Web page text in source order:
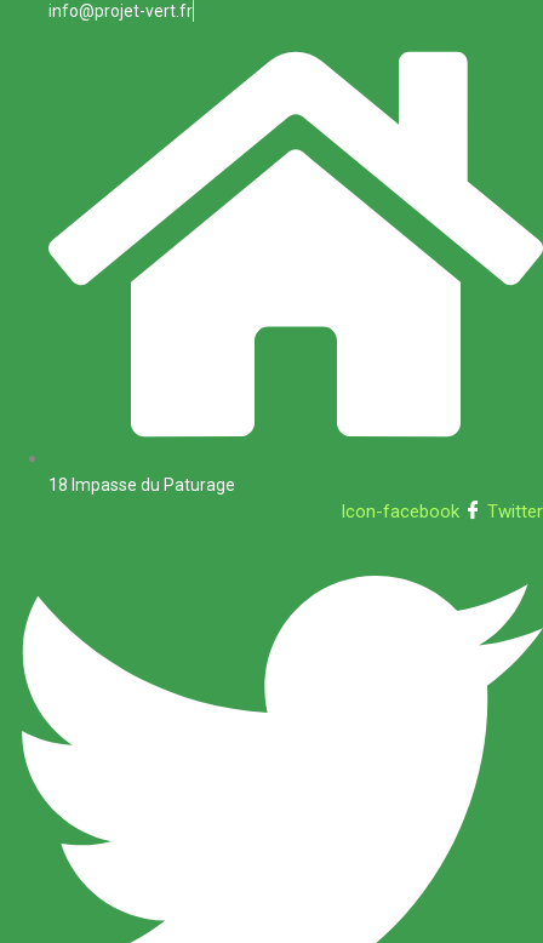
info@projet-vert.fr
18 Impasse du Paturage
Icon-facebook Twitter